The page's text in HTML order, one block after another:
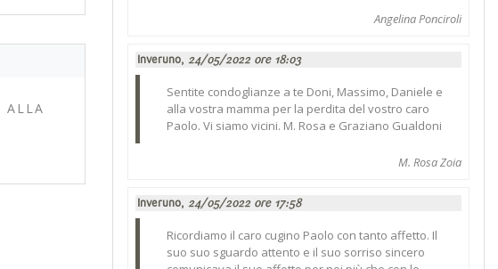
ALLA
Angelina Ponciroli
Inveruno, 24/05/2022 ore 18:03
Sentite condoglianze a te Doni, Massimo, Daniele e
alla vostra mamma per la perdita del vostro caro
Paolo. Vi siamo vicini. M. Rosa e Graziano Gualdoni
M. Rosa Zoia
Inveruno, 24/05/2022 ore 17:58
Ricordiamo il caro cugino Paolo con tanto affetto. Il
suo suo sguardo attento e il suo sorriso sincero